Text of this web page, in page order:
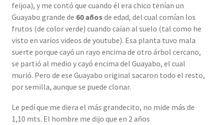
feijoa), y me contó que cuando él era chico tenían un
Guayabo grande de 60 años de edad, del cual comían los
frutos (de color verde) cuando caían al suelo (tal como he
visto en varios videos de youtube). Esa planta tuvo mala
suerte porque cayó un rayo encima de otro árbol cercano,
se partió al medio y cayó encima del Guayabo, el cual
murió. Pero de ese Guayabo original sacaron todo el resto,
por semilla, aunque se puede clonar.
Le pedí que me diera el más grandecito, no mide más de
1,10 mts. El hombre me dijo que en 2 años